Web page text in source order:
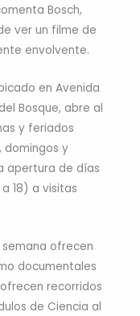
Bosch,
ver un filme de
envolvente.
en Avenida
Bosque, abre al
y feriados
domingos y
apertura de días
18) a visitas
ofrecen
documentales
recorridos
de Ciencia al